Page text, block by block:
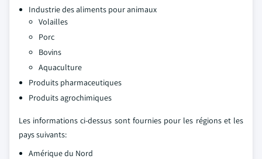
Industrie des aliments pour animaux
Volailles
Porc
Bovins
Aquaculture
Produits pharmaceutiques
Produits agrochimiques
Les informations ci-dessus sont fournies pour les régions et les
pays suivants:
Amérique du Nord